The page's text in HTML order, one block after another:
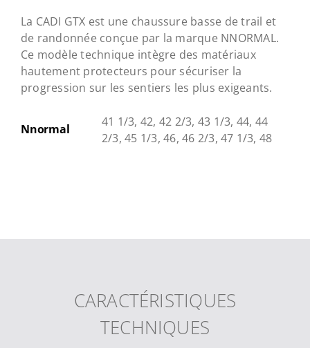
La CADI GTX est une chaussure basse de trail et
de randonnée conçue par la marque NNORMAL.
Ce modèle technique intègre des matériaux
hautement protecteurs pour sécuriser la
progression sur les sentiers les plus exigeants.
Nnormal
41 1/3, 42, 42 2/3, 43 1/3, 44, 44
2/3, 45 1/3, 46, 46 2/3, 47 1/3, 48
CARACTÉRISTIQUES
TECHNIQUES